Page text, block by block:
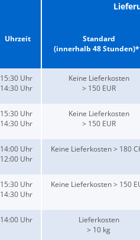
Uhrzeit
Standard
(innerhalb 48
15:30 Uhr
14:30 Uhr
Keine Lieferkosten
> 150 EUR
15:30 Uhr
14:30 Uhr
Keine Lieferkosten
> 150 EUR
14:00 Uhr
12:00 Uhr
Keine Lieferkosten > 180
15:30 Uhr
14:30 Uhr
Keine Lieferkosten > 150
14:00 Uhr
Lieferkosten
> 10 kg